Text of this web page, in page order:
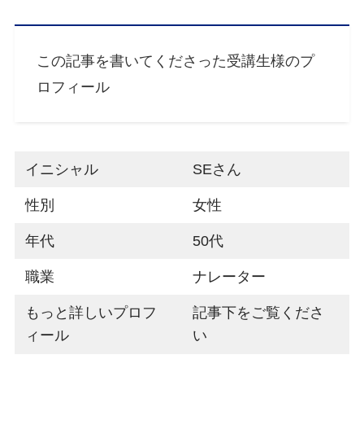
この記事を書いてくださった受講生様のプ
ロフィール
イニシャル SEさん
性別 女性
年代 50代
職業 ナレーター
もっと詳しいプロフ
ィール
記事下をご覧くださ
い